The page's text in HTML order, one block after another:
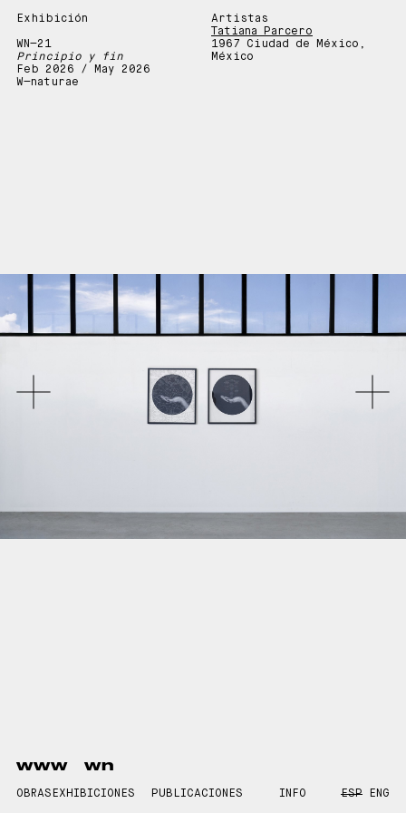
www wn
OBRAS EXHIBICIONES PUBLICACIONES INFO ESP ENG
Exhibición
WN—21
Principio y fin
Feb 2026 / May 2026
W—naturae
Artistas
Tatiana Parcero
1967 Ciudad de México,
México